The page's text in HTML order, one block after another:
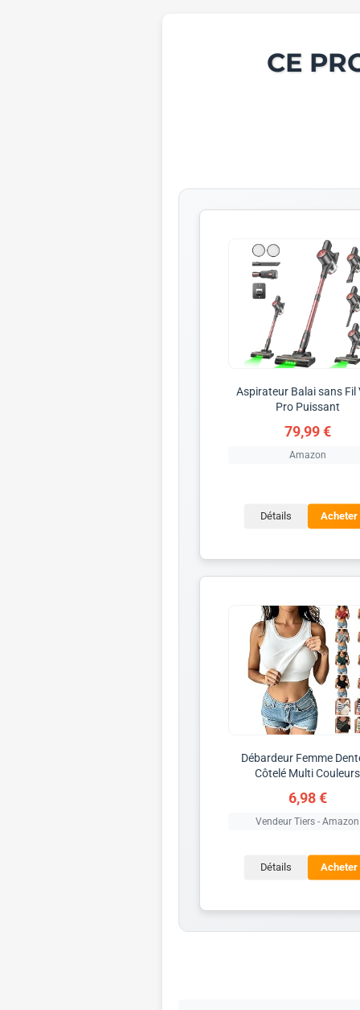
CE
Aspirateur Balai sans Fil
Pro Puissant
79,99 €
Amazon
Détails Acheter
Débardeur Femme
Côtelé Multi Couleurs
6,98 €
Vendeur Tiers - Amazon
Détails Acheter